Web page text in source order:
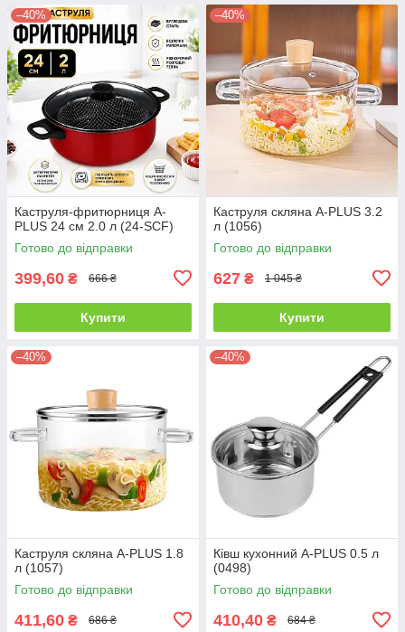
–40%
Каструля-фритюрниця A-
PLUS 24 см 2.0 л (24-SCF)
Готово до відправки
399,60 ₴ 666 ₴
Купити
–40%
Каструля скляна A-PLUS 3.2
л (1056)
Готово до відправки
627 ₴ 1 045 ₴
Купити
–40%
Каструля скляна A-PLUS 1.8
л (1057)
Готово до відправки
411,60 ₴ 686 ₴
–40%
Ківш кухонний A-PLUS 0.5 л
(0498)
Готово до відправки
410,40 ₴ 684 ₴